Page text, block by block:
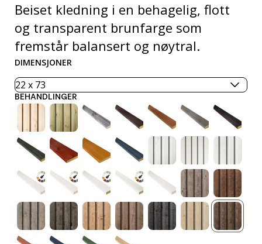
Beiset kledning i en behagelig, flott
og transparent brunfarge som
fremstår balansert og nøytral.
DIMENSJONER
BEHANDLINGER